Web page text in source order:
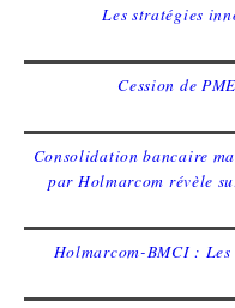
Les stratégies
Cession de
Consolidation bancaire
par Holmarcom révèle
Holmarcom-BMCI : Les